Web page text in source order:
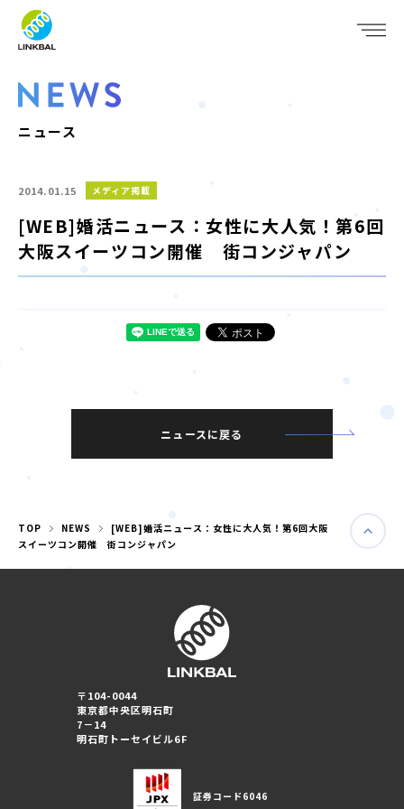
WHO WE ARE
SERVICE
IR
RECRUIT
婚活パーティー（東京）
婚活パーティー（大阪）
PRIVACY POLICY
JP
ニュース
2014.01.15 メディア掲載
[WEB]婚活ニュース：女性に大人気！第6回
大阪スイーツコン開催 街コンジャパン
ニュースに戻る
TOP NEWS
[WEB]婚活ニュース：女性に大人気！第6回大阪
スイーツコン開催 街コンジャパン
〒104-0044
東京都中央区明石町
7－14
明石町トーセイビル6F
証券コード6046